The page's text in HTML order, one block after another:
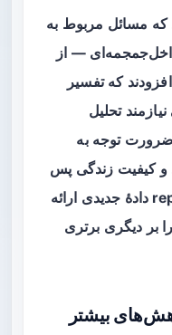
که مسائل مربوط به
— از
که تفسیر
تحلیل
توجه به
و کیفیت زندگی پس
از درمان تأکید کردند، اما متن reply دادهٔ جدیدی ارائه
بر دیگری برتری